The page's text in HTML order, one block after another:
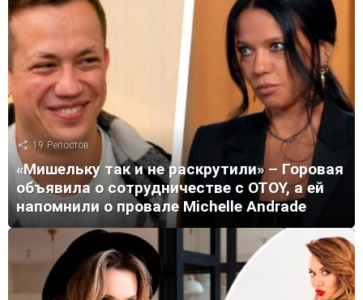
19 Репостов
«Мишельку так и не раскрутили» – Горовая
объявила о сотрудничестве с OTOY, а ей
напомнили о провале Michelle Andrade